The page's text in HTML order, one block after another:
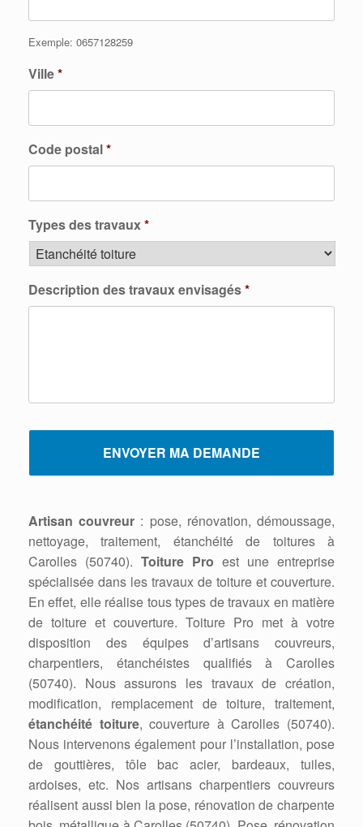
Exemple: 0657128259
Ville*
Code postal*
Types des travaux*
Description des travaux envisagés*
Artisan couvreur : pose, rénovation, démoussage,
nettoyage, traitement, étanchéité de toitures à
Carolles (50740). Toiture Pro est une entreprise
spécialisée dans les travaux de toiture et couverture.
En effet, elle réalise tous types de travaux en matière
de toiture et couverture. Toiture Pro met à votre
disposition des équipes d’artisans couvreurs,
charpentiers, étanchéistes qualifiés à Carolles
(50740). Nous assurons les travaux de création,
modification, remplacement de toiture, traitement,
étanchéité toiture, couverture à Carolles (50740).
Nous intervenons également pour l’installation, pose
de gouttières, tôle bac acier, bardeaux, tuiles,
ardoises, etc. Nos artisans charpentiers couvreurs
réalisent aussi bien la pose, rénovation de charpente